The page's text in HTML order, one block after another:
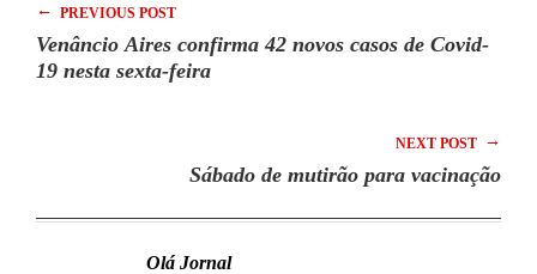
← PREVIOUS POST
Venâncio Aires confirma 42 novos casos de Covid-
19 nesta sexta-feira
NEXT POST →
Sábado de mutirão para vacinação
Olá Jornal